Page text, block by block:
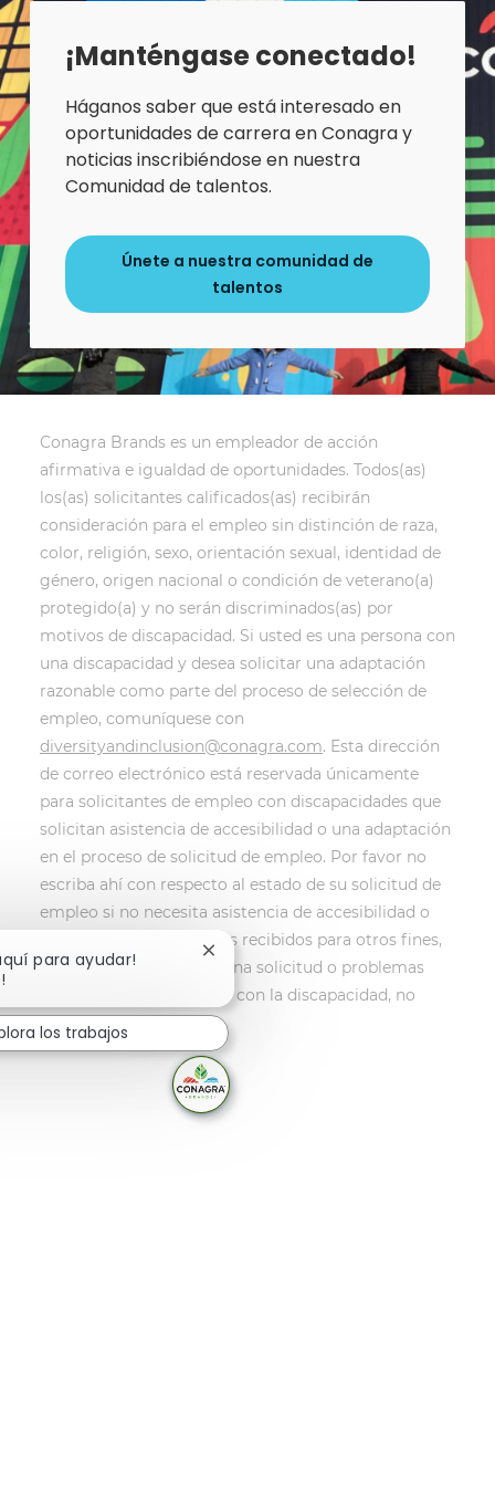
¡Manténgase conectado!
Háganos saber que está interesado en
oportunidades de carrera en Conagra y
noticias inscribiéndose en nuestra
Comunidad de talentos.
Únete a nuestra comunidad de
talentos
Conagra Brands es un empleador de acción
afirmativa e igualdad de oportunidades. Todos(as)
los(as) solicitantes calificados(as) recibirán
consideración para el empleo sin distinción de raza,
color, religión, sexo, orientación sexual, identidad de
género, origen nacional o condición de veterano(a)
protegido(a) y no serán discriminados(as) por
motivos de discapacidad. Si usted es una persona con
una discapacidad y desea solicitar una adaptación
razonable como parte del proceso de selección de
empleo, comuníquese con
diversityandinclusion@conagra.com. Esta dirección
de correo electrónico está reservada únicamente
para solicitantes de empleo con discapacidades que
solicitan asistencia de accesibilidad o una adaptación
en el proceso de solicitud de empleo. Por favor no
escriba ahí con respecto al estado de su solicitud de
empleo si no necesita asistencia de accesibilidad o
adaptación. Los mensajes recibidos para otros fines,
como el seguimiento a una solicitud o problemas
técnicos no relacionados con la discapacidad, no
recibirán respuesta.
para ayudar!
Cerrar notificación de chatbot
los trabajos